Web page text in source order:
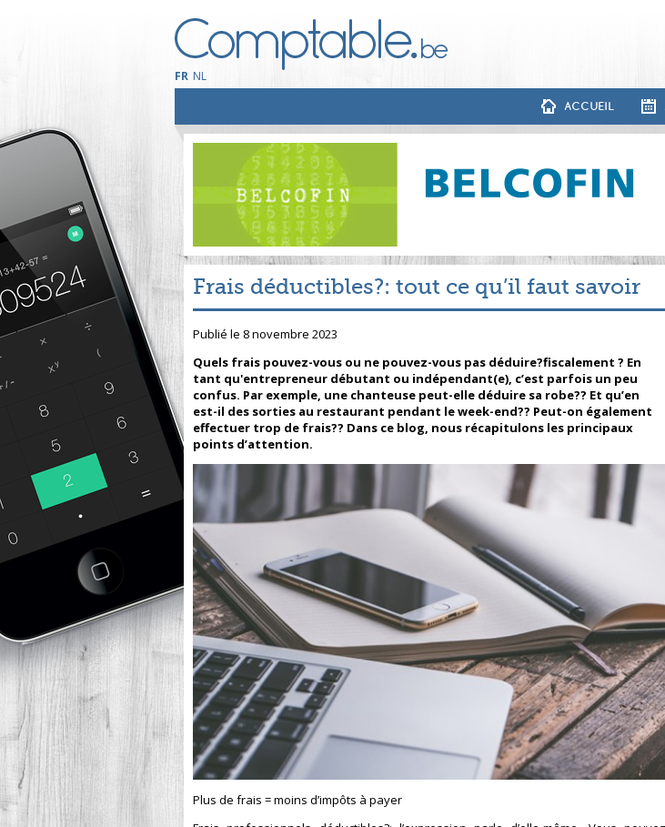
ACCUEIL
FR NL
Frais déductibles?: tout ce qu’il faut savoir
Publié le 8 novembre 2023
Quels frais pouvez-vous ou ne pouvez-vous pas déduire?fiscalement ? En
tant qu'entrepreneur débutant ou indépendant(e), c’est parfois un peu
confus. Par exemple, une chanteuse peut-elle déduire sa robe?? Et qu’en
est-il des sorties au restaurant pendant le week-end?? Peut-on également
effectuer trop de frais?? Dans ce blog, nous récapitulons les principaux
points d’attention.
Plus de frais = moins d’impôts à payer